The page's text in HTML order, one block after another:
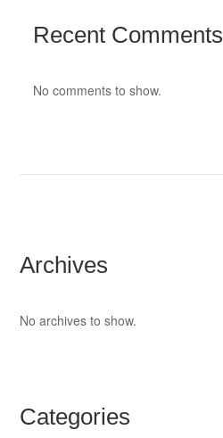
Recent Comments
No comments to show.
Archives
No archives to show.
Categories